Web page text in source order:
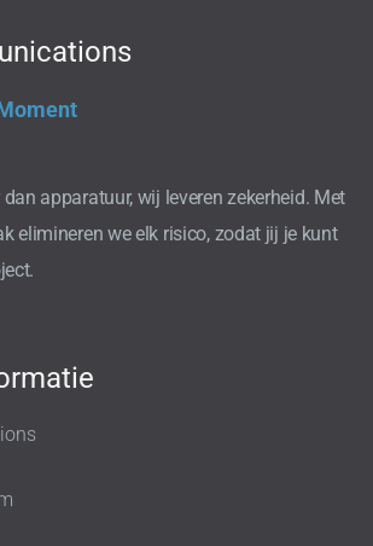
apparatuur, wij leveren zekerheid. Met
elimineren we elk risico, zodat jij je kunt